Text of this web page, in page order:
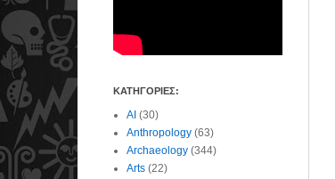
ΚΑΤΗΓΟΡΙΕΣ:
AI (30)
Anthropology (63)
Archaeology (344)
Arts (22)